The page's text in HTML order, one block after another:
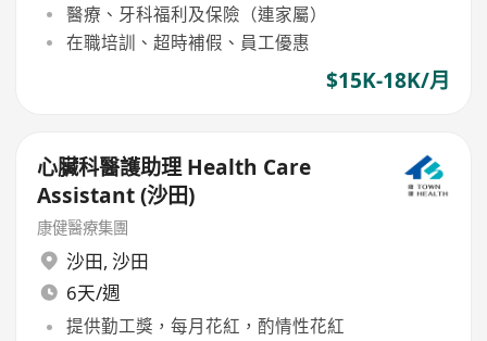
醫療、牙科福利及保險（連家屬）
在職培訓、超時補假、員工優惠
$15K-18K/月
心臟科醫護助理 Health Care
Assistant (沙田)
康健醫療集團
沙田, 沙田
6天/週
提供勤工獎，每月花紅，酌情性花紅